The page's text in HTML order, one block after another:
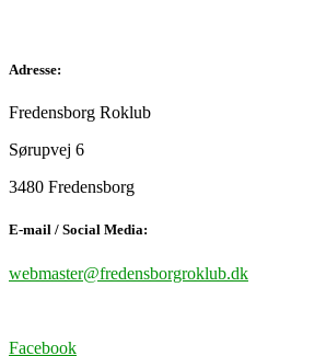
Adresse:
Fredensborg Roklub
Sørupvej 6
3480 Fredensborg
E-mail / Social Media:
webmaster@fredensborgroklub.dk
Facebook